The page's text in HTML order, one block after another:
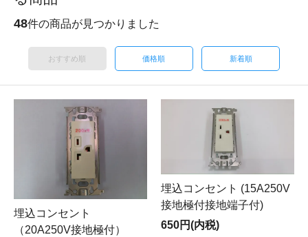
48件の商品が見つかりました
おすすめ順 価格順 新着順
埋込コンセント
（20A250V接地極付）
埋込コンセント (15A250V
接地極付接地端子付)
650円(内税)